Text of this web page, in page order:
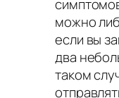
можно
если вы
два
таком